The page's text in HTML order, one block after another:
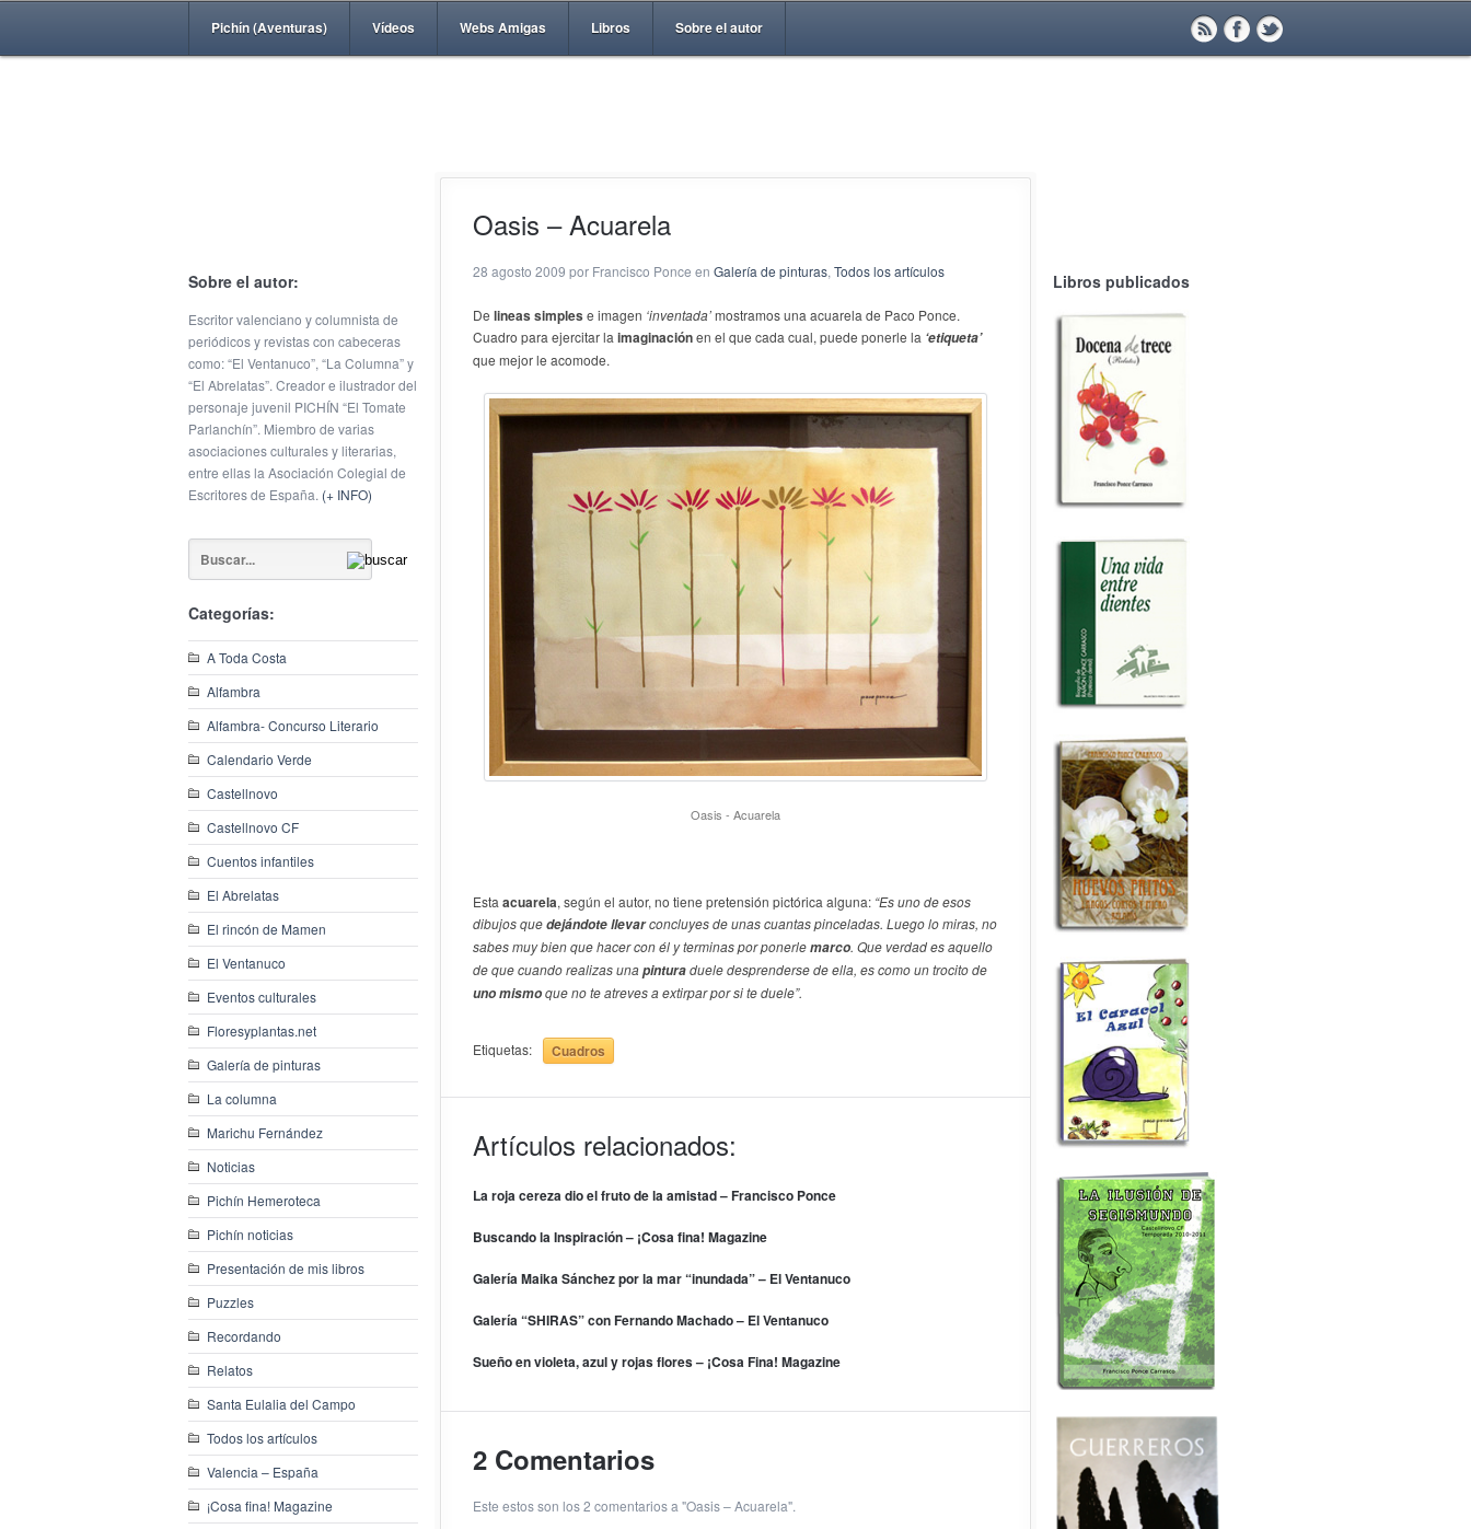
Pichín (Aventuras) Vídeos Webs Amigas Libros Sobre el autor
Sobre el autor:
Escritor valenciano y columnista de
periódicos y revistas con cabeceras
como: “El Ventanuco”, “La Columna” y
“El Abrelatas”. Creador e ilustrador del
personaje juvenil PICHÍN “El Tomate
Parlanchín”. Miembro de varias
asociaciones culturales y literarias,
entre ellas la Asociación Colegial de
Escritores de España. (+ INFO)
Categorías:
A Toda Costa
Alfambra
Alfambra- Concurso Literario
Calendario Verde
Castellnovo
Castellnovo CF
Cuentos infantiles
El Abrelatas
El rincón de Mamen
El Ventanuco
Eventos culturales
Floresyplantas.net
Galería de pinturas
La columna
Marichu Fernández
Noticias
Pichín Hemeroteca
Pichín noticias
Presentación de mis libros
Puzzles
Recordando
Relatos
Santa Eulalia del Campo
Todos los artículos
Valencia – España
¡Cosa fina! Magazine
Libros publicados
Oasis – Acuarela
28 agosto 2009 por Francisco Ponce en Galería de pinturas, Todos los artículos
De lineas simples e imagen ‘inventada’mostramos una acuarela de Paco Ponce.
Cuadro para ejercitar la imaginaciónen el que cada cual, puede ponerle la ‘etiqueta’
que mejor le acomode.
Oasis - Acuarela
Esta acuarela, según el autor, no tiene pretensión pictórica alguna: “Es uno de esos
dibujos quedejándote llevarconcluyes de unas cuantas pinceladas. Luego lo miras, no
sabes muy bien que hacer con él y terminas por ponerlemarco. Que verdad es aquello
de que cuando realizas unapinturaduele desprenderse de ella, es como un trocito de
uno mismoque no te atreves a extirpar por si te duele”.
Etiquetas: Cuadros
Artículos relacionados:
La roja cereza dio el fruto de la amistad – Francisco Ponce
Buscando la Inspiración – ¡Cosa fina! Magazine
Galería Maika Sánchez por la mar “inundada” – El Ventanuco
Galería “SHIRAS” con Fernando Machado – El Ventanuco
Sueño en violeta, azul y rojas flores – ¡Cosa Fina! Magazine
2 Comentarios
Este estos son los 2 comentarios a "Oasis – Acuarela".